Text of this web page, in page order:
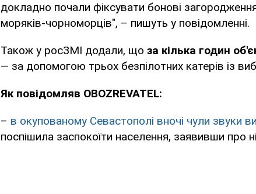
докладно почали фіксувати бонові
моряків-чорноморців", – пишуть у повідомленні.
Також у росЗМІ додали, що за кілька годин
— за допомогою трьох безпілотних катерів із
Як повідомляв OBOZREVATEL:
– в окупованому Севастополі вночі чули звуки
поспішила заспокоїти населення, заявивши про